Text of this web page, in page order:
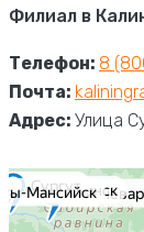
Филиал в
Телефон: 8
Почта:
Адрес: Улица